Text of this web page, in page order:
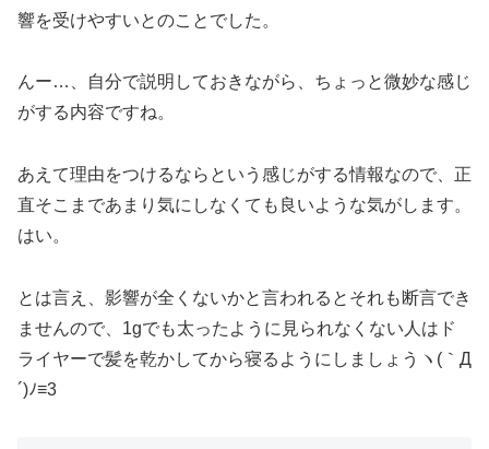
響を受けやすいとのことでした。
んー…、自分で説明しておきながら、ちょっと微妙な感じ
がする内容ですね。
あえて理由をつけるならという感じがする情報なので、正
直そこまであまり気にしなくても良いような気がします。
はい。
とは言え、影響が全くないかと言われるとそれも断言でき
ませんので、1gでも太ったように見られなくない人はド
ライヤーで髪を乾かしてから寝るようにしましょうヽ(｀Д
´)ﾉ≡3